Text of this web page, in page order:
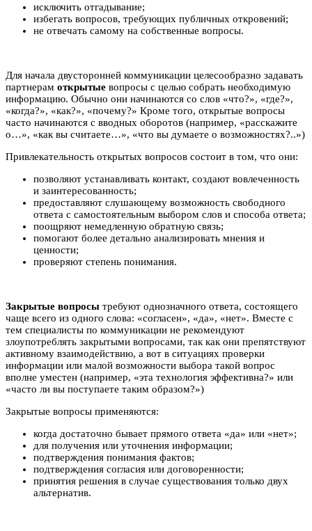
исключить отгадывание;
избегать вопросов, требующих публичных откровений;
не отвечать самому на собственные вопросы.
Для начала двусторонней коммуникации целесообразно задавать
партнерам открытые вопросы с целью собрать необходимую
информацию. Обычно они начинаются со слов «что?», «где?»,
«когда?», «как?», «почему?» Кроме того, открытые вопросы
часто начинаются с вводных оборотов (например, «расскажите
о…», «как вы считаете…», «что вы думаете о возможностях?..»)
Привлекательность открытых вопросов состоит в том, что они:
позволяют устанавливать контакт, создают вовлеченность
и заинтересованность;
предоставляют слушающему возможность свободного
ответа с самостоятельным выбором слов и способа ответа;
поощряют немедленную обратную связь;
помогают более детально анализировать мнения и
ценности;
проверяют степень понимания.
Закрытые вопросы требуют однозначного ответа, состоящего
чаще всего из одного слова: «согласен», «да», «нет». Вместе с
тем специалисты по коммуникации не рекомендуют
злоупотреблять закрытыми вопросами, так как они препятствуют
активному взаимодействию, а вот в ситуациях проверки
информации или малой возможности выбора такой вопрос
вполне уместен (например, «эта технология эффективна?» или
«часто ли вы поступаете таким образом?»)
Закрытые вопросы применяются:
когда достаточно бывает прямого ответа «да» или «нет»;
для получения или уточнения информации;
подтверждения понимания фактов;
подтверждения согласия или договоренности;
принятия решения в случае существования только двух
альтернатив.